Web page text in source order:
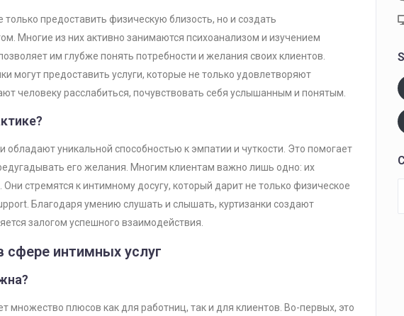
предоставить физическую близость, но и создать
Многие из них активно занимаются психоанализом и изучением
им глубже понять потребности и желания своих клиентов.
могут предоставить услуги, которые не только удовлетворяют
человеку расслабиться, почувствовать себя услышанным и понятым.
обладают уникальной способностью к эмпатии и чуткости. Это помогает
его желания. Многим клиентам важно лишь одно: их
стремятся к интимному досугу, который дарит не только физическое
Благодаря умению слушать и слышать, куртизанки создают
залогом успешного взаимодействия.
сфере интимных услуг
множество плюсов как для работниц, так и для клиентов. Во-первых, это